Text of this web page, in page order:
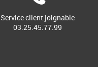
Service client joignable
03.25.45.77.99